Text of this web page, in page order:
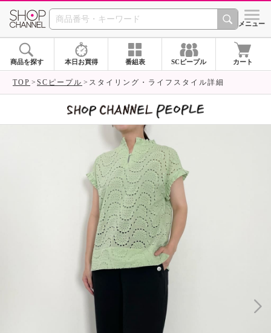
SHOP CHANNEL シメニュー
商品を探す 本日お買得 番組表 SCピープル カート
TOP SCピープル スタイリング・ライフスタイル詳細